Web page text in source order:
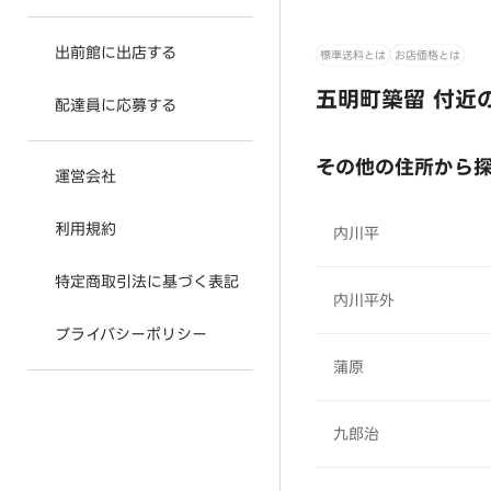
出前館に出店する
配達員に応募する
運営会社
利用規約
特定商取引法に基づく表記
プライバシーポリシー
標準送料とは お店価格とは
五明町築留 付近
その他の住所から
内川平
内川平外
蒲原
九郎治